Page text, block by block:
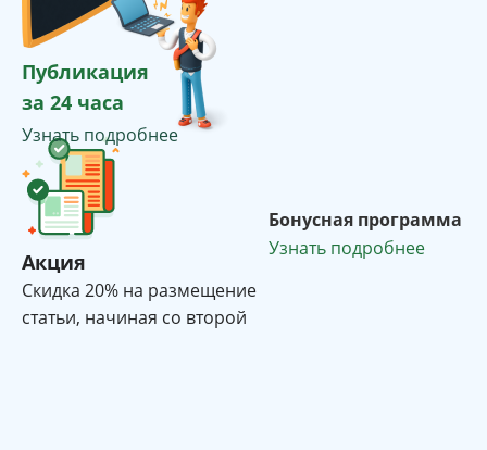
Публикация
за 24 часа
Узнать подробнее
Акция
Cкидка 20% на размещение
статьи, начиная со второй
Бонусная программа
Узнать подробнее